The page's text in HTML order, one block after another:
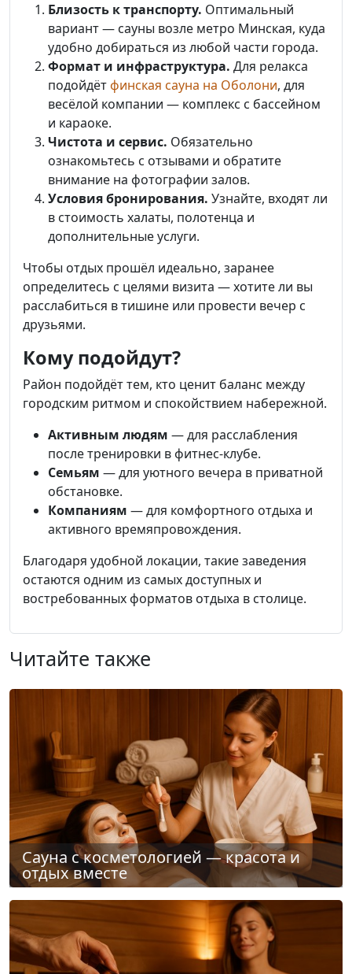
Близость к транспорту. Оптимальный
вариант — сауны возле метро Минская, куда
удобно добираться из любой части города.
Формат и инфраструктура. Для релакса
подойдётфинская сауна на Оболони, для
весёлой компании — комплекс с бассейном
и караоке.
Чистота и сервис. Обязательно
ознакомьтесь с отзывами и обратите
внимание на фотографии залов.
Условия бронирования. Узнайте, входят ли
в стоимость халаты, полотенца и
дополнительные услуги.
Чтобы отдых прошёл идеально, заранее
определитесь с целями визита — хотите ли вы
расслабиться в тишине или провести вечер с
друзьями.
Кому подойдут?
Район подойдёт тем, кто ценит баланс между
городским ритмом и спокойствием набережной.
Активным людям — для расслабления
после тренировки в фитнес-клубе.
Семьям — для уютного вечера в приватной
обстановке.
Компаниям — для комфортного отдыха и
активного времяпровождения.
Благодаря удобной локации, такие заведения
остаются одним из самых доступных и
востребованных форматов отдыха в столице.
Читайте также
Сауна с косметологией — красота и
отдых вместе